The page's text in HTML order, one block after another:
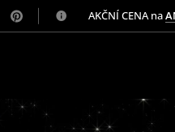
✅ AKČNÍ CENA na